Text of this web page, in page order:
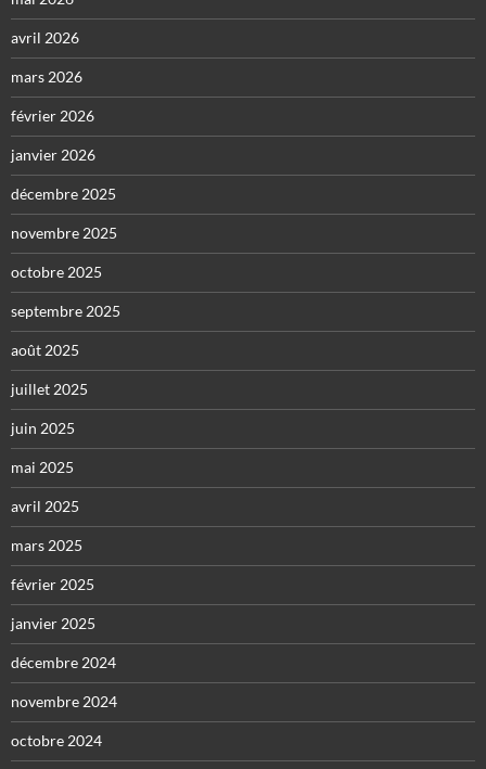
avril 2026
mars 2026
février 2026
janvier 2026
décembre 2025
novembre 2025
octobre 2025
septembre 2025
août 2025
juillet 2025
juin 2025
mai 2025
avril 2025
mars 2025
février 2025
janvier 2025
décembre 2024
novembre 2024
octobre 2024